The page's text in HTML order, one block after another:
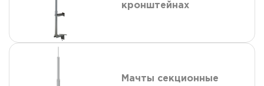
кронштейнах
Мачты секционные